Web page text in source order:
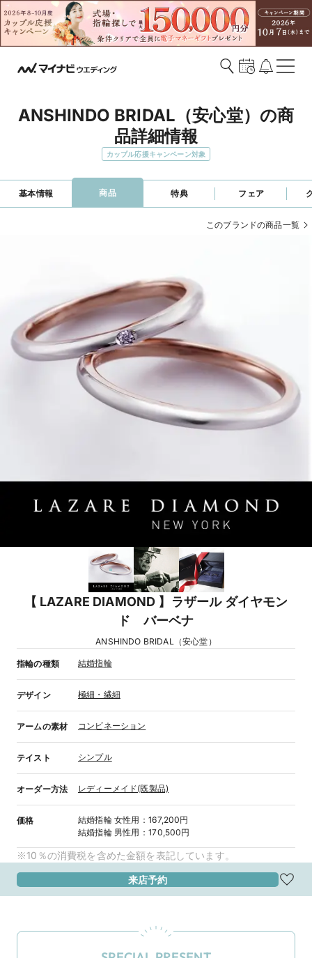
ANSHINDO BRIDAL（安心堂）の商
品詳細情報
カップル応援キャンペーン対象
基本情報 商品 特典 フェア
このブランドの商品一覧
【 LAZARE DIAMOND 】ラザール ダイヤモン
ド バーベナ
ANSHINDO BRIDAL（安心堂）
指輪の種類 結婚指輪
デザイン 極細・繊細
アームの素材 コンビネーション
テイスト シンプル
オーダー方法 レディーメイド(既製品)
価格 結婚指輪 女性用 ：167,200円
結婚指輪 男性用 ：170,500円
※10％の消費税を含めた金額を表記しています。
来店予約